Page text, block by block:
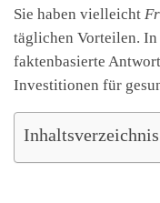
Sie haben vielleicht
täglichen Vorteilen.
faktenbasierte
Investitionen für
Inhaltsverzeichnis